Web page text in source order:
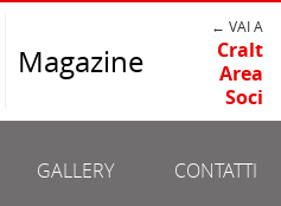
Magazine
← VAI A
Cralt
Area
Soci
GALLERY CONTATTI